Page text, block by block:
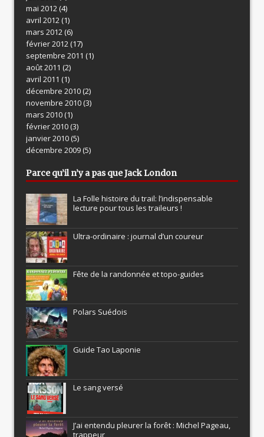
mai 2012(4)
avril 2012(1)
mars 2012(6)
février 2012(17)
septembre 2011 (1)
août 2011 (2)
avril 2011 (1)
décembre 2010(2)
novembre 2010(3)
mars 2010(1)
février 2010(3)
janvier 2010(5)
décembre 2009(5)
Parce qu’il n’y a pas que Jack London
La Folle histoire du trail: l’indispensable
lecture pour tous les traileurs !
Ultra-ordinaire : journal d’un coureur
Fête de la randonnée et topo-guides
Polars Suédois
Guide Tao Laponie
Le sang versé
J’ai entendu pleurer la forêt : Michel Pageau,
trappeur